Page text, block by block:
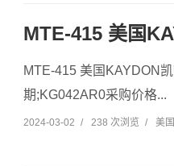
MTE-415 美国
MTE-415 美国KAYDON
期;KG042AR0采购价格...
2024-03-02 / 238 次浏览 / 美